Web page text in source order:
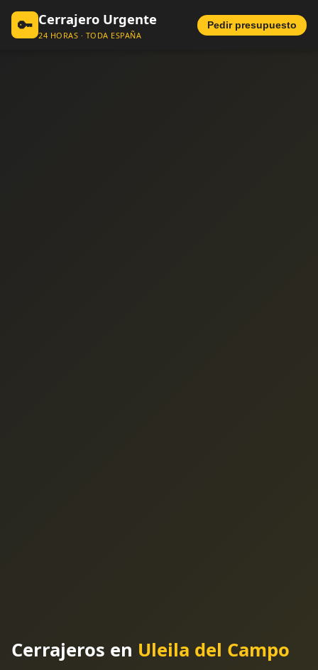
🔑 Cerrajero Urgente
24 HORAS · TODA ESPAÑA
Pedir presupuesto
Cerrajeros en Uleila del Campo